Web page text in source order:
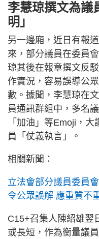
李慧琼撰文為議
明」
另一邊廂，近日有報
來，部分議員在委員
琼其後在報章撰文反
作實況，容易誤導公
數。據聞，李慧琼在
員通訊群組中，多名
「加油」等Emoji，
員「仗義執言」。
相關新聞：
立法會部分議員委員
令公眾誤解 應重質不
C15+召集人陳紹雄翌
或長短，作為衡量議